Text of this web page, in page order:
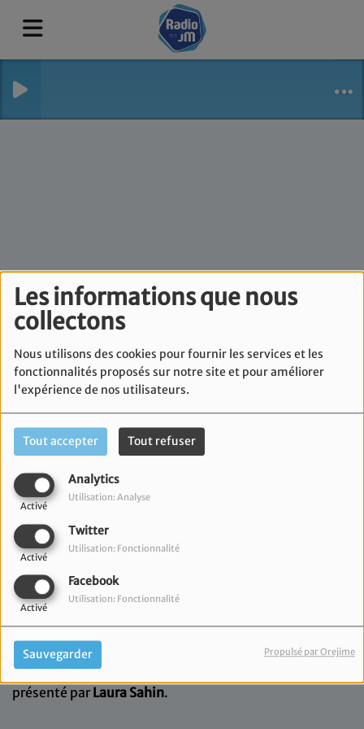
Les informations que nous
collectons
Nous utilisons des cookies pour fournir les services et les
fonctionnalités proposés sur notre site et pour améliorer
l'expérience de nos utilisateurs.
Tout accepter Tout refuser
Analytics
Activé
Utilisation: Analyse
Twitter
Activé
Utilisation: Fonctionnalité
Facebook
Activé
Utilisation: Fonctionnalité
Sauvegarder Propulsé par Orejime
Le flash info de Laura
Sahin - Mercredi 3
juin
03 juin 2026
Retrouvez votre
présenté par Laura Sahin.